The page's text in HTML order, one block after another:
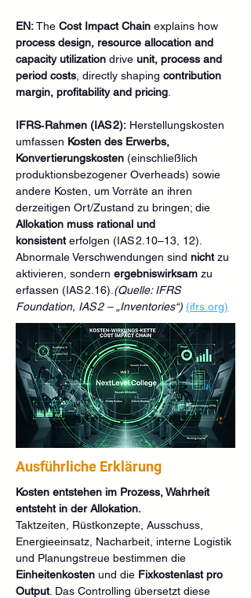
EN: The Cost Impact Chain explains how
process design, resource allocation and
capacity utilization drive unit, process and
period costs , directly shaping contribution
margin, profitability and pricing
IFRS‑Rahmen (IAS 2): Herstellungskosten
umfassen Kosten des Erwerbs,
Konvertierungskosten (einschließlich
produktionsbezogener Overheads) sowie
andere Kosten, um Vorräte an ihren
derzeitigen Ort/Zustand zu bringen; die
Allokation muss rational und
konsistent erfolgen (IAS 2.10–13, 12).
Abnormale Verschwendungen sind nicht zu
aktivieren, sondern ergebniswirksam zu
erfassen (IAS 2.16). (Quelle: IFRS
Foundation, IAS 2 – „Inventories“) (ifrs.org)
Ausführliche Erklärung
Kosten entstehen im Prozess, Wahrheit
entsteht in der Allokation.
Taktzeiten, Rüstkonzepte, Ausschuss,
Energieeinsatz, Nacharbeit, interne Logistik
und Planungstreue bestimmen die
Einheitenkosten und die Fixkostenlast pro
Output. Das Controlling übersetzt diese